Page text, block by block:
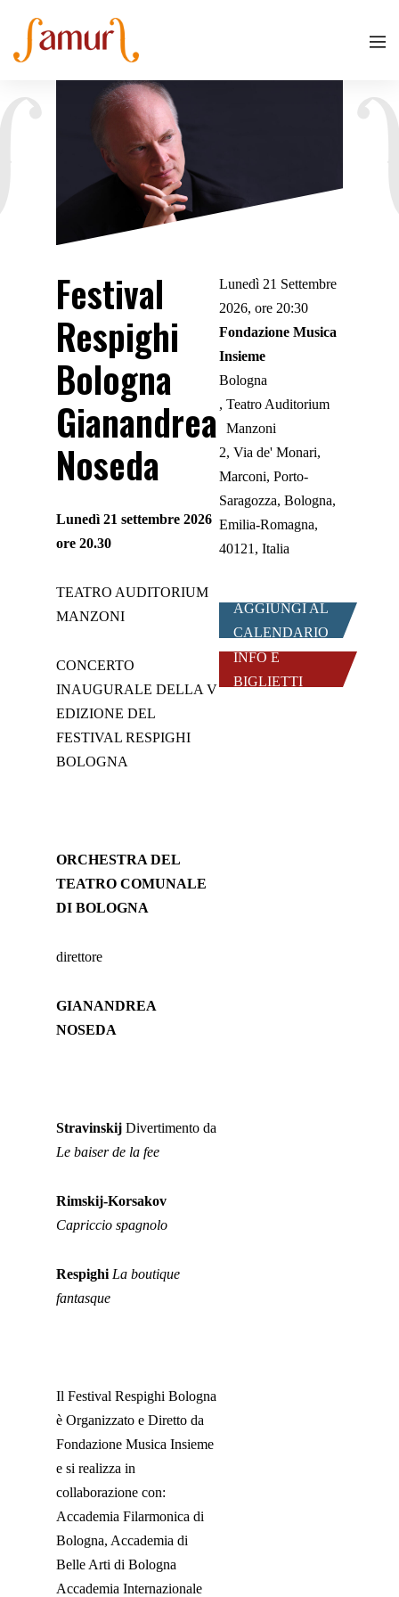
Festival
Respighi
Bologna
Gianandrea
Noseda
Lunedì 21 settembre 2026
ore 20.30
TEATRO AUDITORIUM
MANZONI
CONCERTO
INAUGURALE DELLA V
EDIZIONE DEL
FESTIVAL RESPIGHI
BOLOGNA
ORCHESTRA DEL
TEATRO COMUNALE
DI BOLOGNA
direttore
GIANANDREA
NOSEDA
Stravinskij Divertimento da
Le baiser de la fee
Rimskij-Korsakov
Capriccio spagnolo
Respighi La boutique
fantasque
Il Festival Respighi Bologna
è Organizzato e Diretto da
Fondazione Musica Insieme
e si realizza in
collaborazione con:
Accademia Filarmonica di
Bologna, Accademia di
Belle Arti di Bologna
Accademia Internazionale
Lunedì 21 Settembre
2026, ore 20:30
Fondazione Musica
Insieme
Bologna
Teatro Auditorium
Manzoni
2, Via de' Monari,
Marconi, Porto-
Saragozza, Bologna,
Emilia-Romagna,
40121, Italia
AGGIUNGI AL
CALENDARIO
INFO E
BIGLIETTI